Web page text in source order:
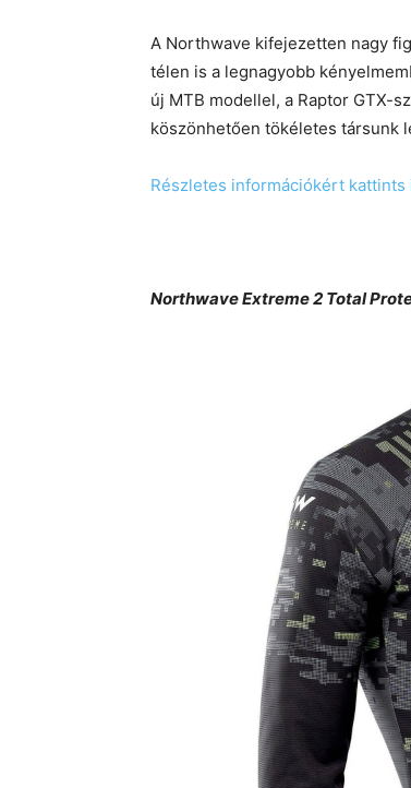
A Northwave kifejezetten nagy
télen is a legnagyobb
új MTB modellel, a Raptor GTX-
köszönhetően tökéletes társunk
Részletes információkért kattints
Northwave Extreme 2 Total